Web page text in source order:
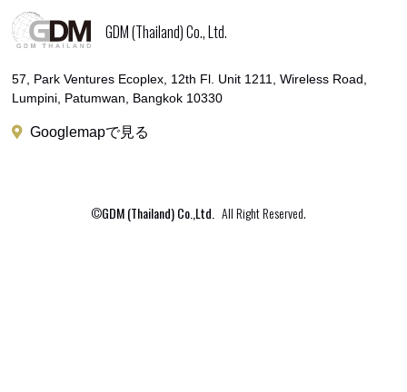
GDM (Thailand) Co., Ltd.
57, Park Ventures Ecoplex, 12th Fl. Unit 1211, Wireless Road,
Lumpini, Patumwan, Bangkok 10330
Googlemapで見る
©GDM (Thailand) Co.,Ltd. All Right Reserved.